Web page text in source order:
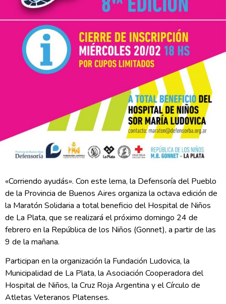
«Corriendo ayudás». Con este lema, la Defensoría del Pueblo
de la Provincia de Buenos Aires organiza la octava edición de
la Maratón Solidaria a total beneficio del Hospital de Niños
de La Plata, que se realizará el próximo domingo 24 de
febrero en la República de los Niños (Gonnet), a partir de las
9 de la mañana.
Participan en la organización la Fundación Ludovica, la
Municipalidad de La Plata, la Asociación Cooperadora del
Hospital de Niños, la Cruz Roja Argentina y el Círculo de
Atletas Veteranos Platenses.